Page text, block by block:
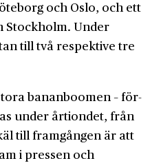
och Oslo, och ett
Stockholm. Under
till två respektive tre
banan­boomen – för­
under år­tiondet, från
till fram­gången är att
i pressen och